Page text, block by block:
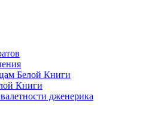
Белой Книги
Книги
дженерика